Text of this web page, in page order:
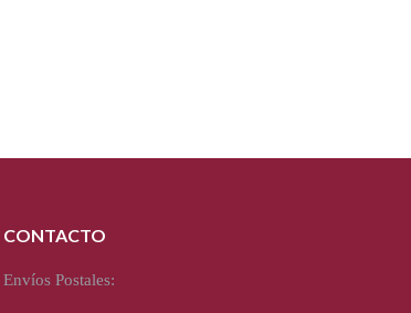
CONTACTO
Envíos Postales: